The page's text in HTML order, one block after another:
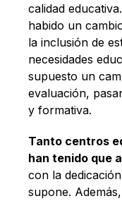
calidad
habido un
la inclusión de
necesidades
supuesto un
evaluación,
y formativa.
Tanto centros
han tenido que
con la
supone.